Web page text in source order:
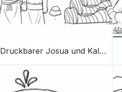
Druckbarer Josua und Kaleb